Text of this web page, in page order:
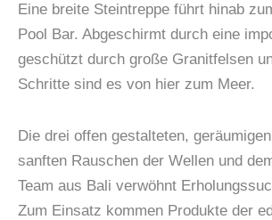
Eine breite Steintreppe führt hinab
Pool Bar. Abgeschirmt durch eine
geschützt durch große Granitfelsen
Schritte sind es von hier zum Meer.
Die drei offen gestalteten,
sanften Rauschen der Wellen und
Team aus Bali verwöhnt
Zum Einsatz kommen Produkte der